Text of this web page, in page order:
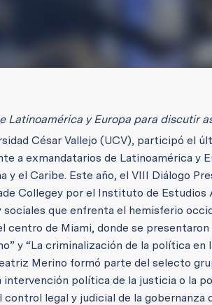
Latinoamérica y Europa para discutir
César Vallejo (UCV), participó el
a exmandatarios de Latinoamérica y
el Caribe. Este año, el VIII Diálogo
Collegey por el Instituto de
que enfrenta el hemisferio
centro de Miami, donde se
y “La criminalización de la política
Merino formó parte del selecto
intervención política de la justicia o la
legal y judicial de la